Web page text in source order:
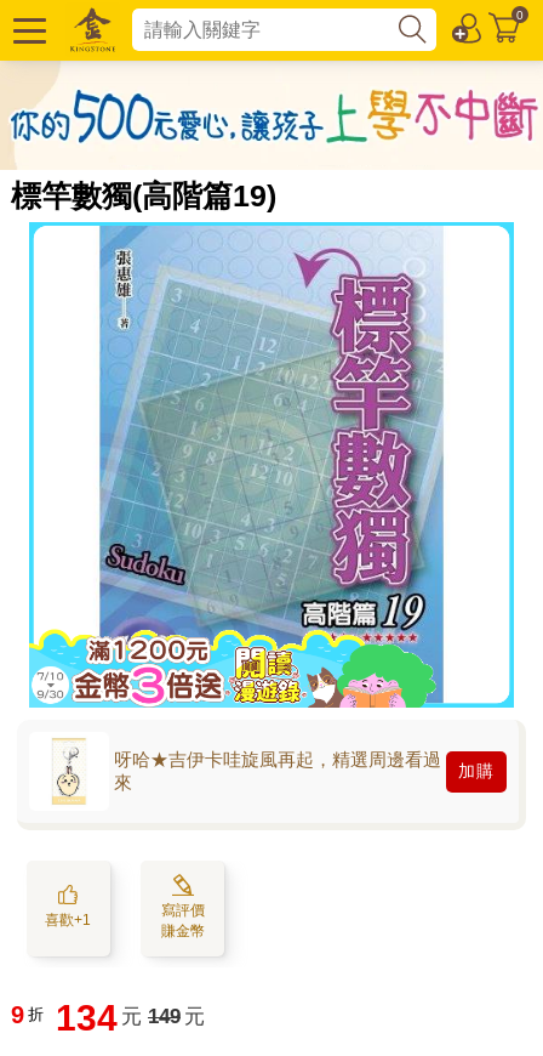
0
標竿數獨(高階篇19)
呀哈★吉伊卡哇旋風再起，精選周邊看過
來
加購
喜歡+1
寫評價
賺金幣
9 折 134 元 149 元